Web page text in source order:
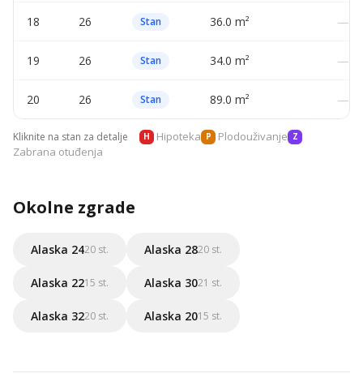
18 26 Stan 36.0 m² —
19 26 Stan 34.0 m² —
20 26 Stan 89.0 m² —
Kliknite na stan za detalje H Hipoteka P Plodouživanje Z
Zabrana otuđenja
Okolne zgrade
Alaska 2420 st. Alaska 2820 st.
Alaska 2215 st. Alaska 3021 st.
Alaska 3220 st. Alaska 2015 st.